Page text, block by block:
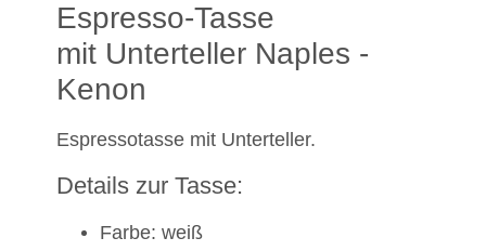
Espresso-Tasse
mit Unterteller Naples -
Kenon
Espressotasse mit Unterteller.
Details zur Tasse:
Farbe: weiß